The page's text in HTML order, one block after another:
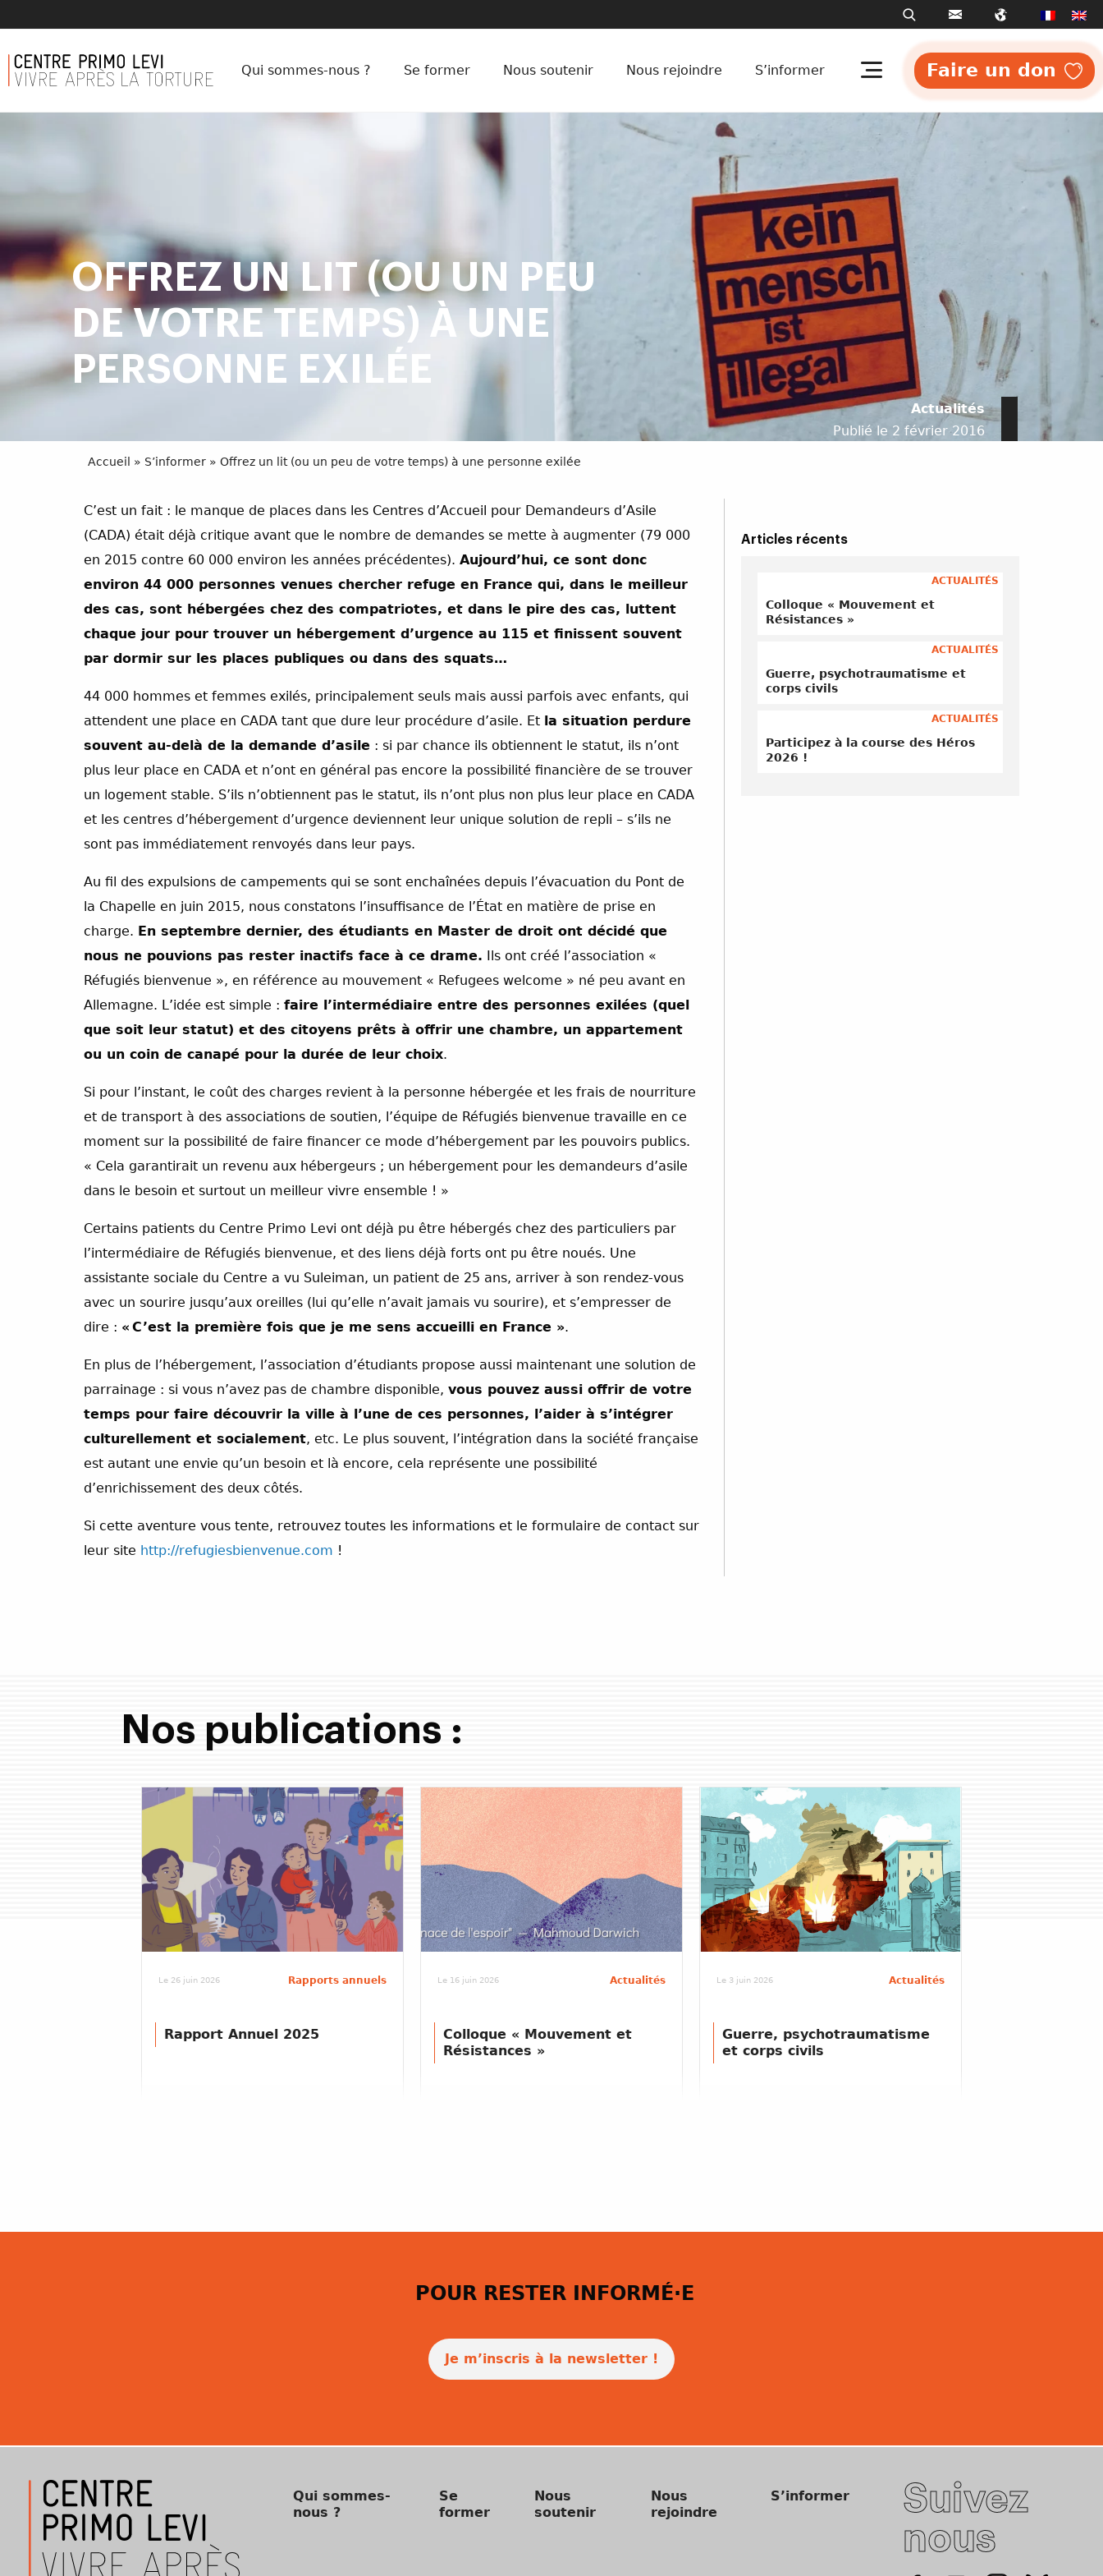
Qui sommes-nous ? Se former Nous soutenir Nous rejoindre S’informer Faire un don
OFFREZ UN LIT (OU UN PEU
DE VOTRE TEMPS) À UNE
PERSONNE EXILÉE
Actualités
Publié le 2 février 2016
Accueil » S’informer » Offrez un lit (ou un peu de votre temps) à une personne exilée
C’est un fait : le manque de places dans les Centres d’Accueil pour Demandeurs d’Asile
(CADA) était déjà critique avant que le nombre de demandes se mette à augmenter (79 000
en 2015 contre 60 000 environ les années précédentes). Aujourd’hui, ce sont donc
environ 44 000 personnes venues chercher refuge en France qui, dans le meilleur
des cas, sont hébergées chez des compatriotes, et dans le pire des cas, luttent
chaque jour pour trouver un hébergement d’urgence au 115 et finissent souvent
par dormir sur les places publiques ou dans des squats…
44 000 hommes et femmes exilés, principalement seuls mais aussi parfois avec enfants, qui
attendent une place en CADA tant que dure leur procédure d’asile. Et la situation perdure
souvent au-delà de la demande d’asile : si par chance ils obtiennent le statut, ils n’ont
plus leur place en CADA et n’ont en général pas encore la possibilité financière de se trouver
un logement stable. S’ils n’obtiennent pas le statut, ils n’ont plus non plus leur place en CADA
et les centres d’hébergement d’urgence deviennent leur unique solution de repli – s’ils ne
sont pas immédiatement renvoyés dans leur pays.
Au fil des expulsions de campements qui se sont enchaînées depuis l’évacuation du Pont de
la Chapelle en juin 2015, nous constatons l’insuffisance de l’État en matière de prise en
charge. En septembre dernier, des étudiants en Master de droit ont décidé que
nous ne pouvions pas rester inactifs face à ce drame. Ils ont créé l’association «
Réfugiés bienvenue », en référence au mouvement « Refugees welcome » né peu avant en
Allemagne. L’idée est simple : faire l’intermédiaire entre des personnes exilées (quel
que soit leur statut) et des citoyens prêts à offrir une chambre, un appartement
ou un coin de canapé pour la durée de leur choix.
Si pour l’instant, le coût des charges revient à la personne hébergée et les frais de nourriture
et de transport à des associations de soutien, l’équipe de Réfugiés bienvenue travaille en ce
moment sur la possibilité de faire financer ce mode d’hébergement par les pouvoirs publics.
« Cela garantirait un revenu aux hébergeurs ; un hébergement pour les demandeurs d’asile
dans le besoin et surtout un meilleur vivre ensemble ! »
Certains patients du Centre Primo Levi ont déjà pu être hébergés chez des particuliers par
l’intermédiaire de Réfugiés bienvenue, et des liens déjà forts ont pu être noués. Une
assistante sociale du Centre a vu Suleiman, un patient de 25 ans, arriver à son rendez-vous
avec un sourire jusqu’aux oreilles (lui qu’elle n’avait jamais vu sourire), et s’empresser de
dire : « C’est la première fois que je me sens accueilli en France ».
En plus de l’hébergement, l’association d’étudiants propose aussi maintenant une solution de
parrainage : si vous n’avez pas de chambre disponible, vous pouvez aussi offrir de votre
temps pour faire découvrir la ville à l’une de ces personnes, l’aider à s’intégrer
culturellement et socialement, etc. Le plus souvent, l’intégration dans la société française
est autant une envie qu’un besoin et là encore, cela représente une possibilité
d’enrichissement des deux côtés.
Si cette aventure vous tente, retrouvez toutes les informations et le formulaire de contact sur
leur site http://refugiesbienvenue.com !
Articles récents
ACTUALITÉS
Colloque « Mouvement et
Résistances »
ACTUALITÉS
Guerre, psychotraumatisme et
corps civils
ACTUALITÉS
Participez à la course des Héros
2026 !
Nos publications :
Le 26 juin 2026 Rapports annuels
Rapport Annuel 2025
Le 16 juin 2026 Actualités
Colloque « Mouvement et
Résistances »
Le 3 juin 2026 Actualités
Guerre, psychotraumatisme
et corps civils
POUR RESTER INFORMÉ·E
Je m’inscris à la newsletter !
Qui sommes-
nous ?
Se
former
Nous
soutenir
Nous
rejoindre
S’informer
Suivez
nous